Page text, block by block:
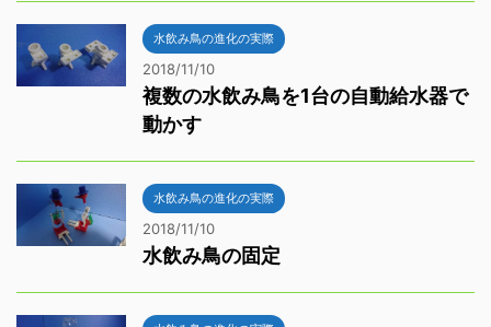
水飲み鳥の進化の実際
2018/11/10
複数の水飲み鳥を1台の自動給水器で
動かす
水飲み鳥の進化の実際
2018/11/10
水飲み鳥の固定